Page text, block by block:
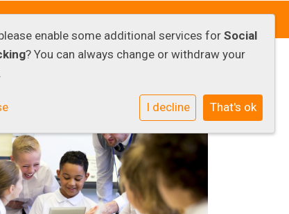
enable some additional services for Social
? You can always change or withdraw your
I decline That's ok